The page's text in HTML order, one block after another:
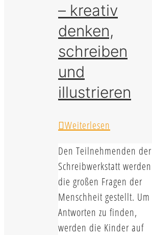
– kreativ
denken,
schreiben
und
illustrieren
Weiterlesen
Den Teilnehmenden der
Schreibwerkstatt werden
die großen Fragen der
Menschheit gestellt. Um
Antworten zu finden,
werden die Kinder auf